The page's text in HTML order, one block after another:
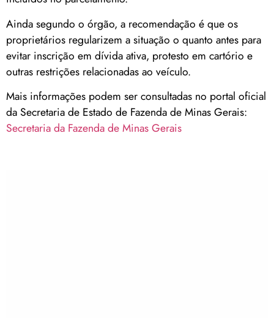
Ainda segundo o órgão, a recomendação é que os
proprietários regularizem a situação o quanto antes para
evitar inscrição em dívida ativa, protesto em cartório e
outras restrições relacionadas ao veículo.
Mais informações podem ser consultadas no portal oficial
da Secretaria de Estado de Fazenda de Minas Gerais:
Secretaria da Fazenda de Minas Gerais